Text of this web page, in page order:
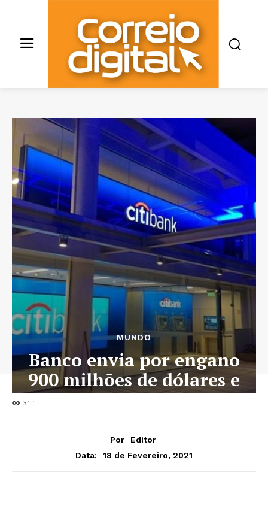
317
MUNDO
Banco envia por engano
900 milhões de dólares e
não consegue recuperar
Por
Editor
Data:
18 de Fevereiro, 2021